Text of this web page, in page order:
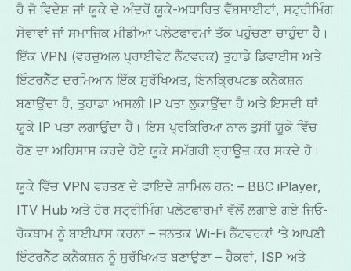
ਹੈ ਜੋ ਵਿਦੇਸ਼ ਜਾਂ ਯੂਕੇ ਦੇ ਅੰਦਰੋਂ ਯੂਕੇ-ਅਧਾਰਿਤ ਵੈੱਬਸਾਈਟਾਂ, ਸਟ੍ਰੀਮਿੰਗ
ਸੇਵਾਵਾਂ ਜਾਂ ਸਮਾਜਿਕ ਮੀਡੀਆ ਪਲੇਟਫਾਰਮਾਂ ਤੱਕ ਪਹੁੰਚਣਾ ਚਾਹੁੰਦਾ ਹੈ।
ਇੱਕ VPN (ਵਰਚੁਅਲ ਪ੍ਰਾਈਵੇਟ ਨੈੱਟਵਰਕ) ਤੁਹਾਡੇ ਡਿਵਾਈਸ ਅਤੇ
ਇੰਟਰਨੈੱਟ ਦਰਮਿਆਨ ਇੱਕ ਸੁਰੱਖਿਅਤ, ਇਨਕ੍ਰਿਪਟਡ ਕਨੈਕਸ਼ਨ
ਬਣਾਉਂਦਾ ਹੈ, ਤੁਹਾਡਾ ਅਸਲੀ IP ਪਤਾ ਲੁਕਾਉਂਦਾ ਹੈ ਅਤੇ ਇਸਦੀ ਥਾਂ
ਯੂਕੇ IP ਪਤਾ ਲਗਾਉਂਦਾ ਹੈ। ਇਸ ਪ੍ਰਕਿਰਿਆ ਨਾਲ ਤੁਸੀਂ ਯੂਕੇ ਵਿੱਚ
ਹੋਣ ਦਾ ਅਹਿਸਾਸ ਕਰਦੇ ਹੋਏ ਯੂਕੇ ਸਮੱਗਰੀ ਬ੍ਰਾਊਜ਼ ਕਰ ਸਕਦੇ ਹੋ।
ਯੂਕੇ ਵਿੱਚ VPN ਵਰਤਣ ਦੇ ਫਾਇਦੇ ਸ਼ਾਮਿਲ ਹਨ: – BBC iPlayer,
ITV Hub ਅਤੇ ਹੋਰ ਸਟ੍ਰੀਮਿੰਗ ਪਲੇਟਫਾਰਮਾਂ ਵੱਲੋਂ ਲਗਾਏ ਗਏ ਜਿਓ-
ਰੋਕਥਾਮ ਨੂੰ ਬਾਈਪਾਸ ਕਰਨਾ – ਜਨਤਕ Wi-Fi ਨੈੱਟਵਰਕਾਂ ‘ਤੇ ਆਪਣੀ
ਇੰਟਰਨੈੱਟ ਕਨੈਕਸ਼ਨ ਨੂੰ ਸੁਰੱਖਿਅਤ ਬਣਾਉਣਾ – ਹੈਕਰਾਂ, ISP ਅਤੇ